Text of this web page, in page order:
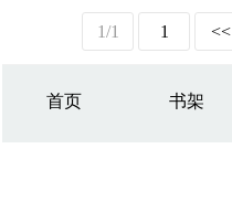
1/1 1 <<
首页 书架